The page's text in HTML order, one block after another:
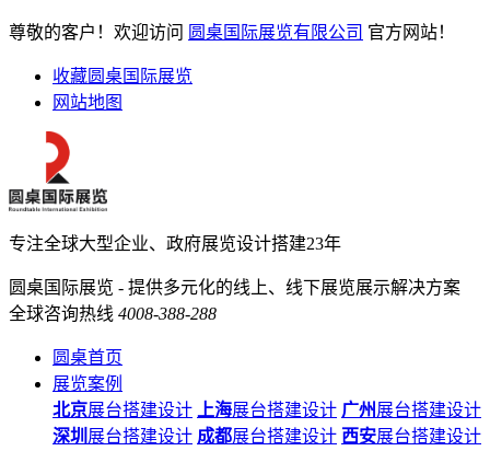
尊敬的客户！欢迎访问 圆桌国际展览有限公司 官方网站！
收藏圆桌国际展览
网站地图
专注全球大型企业、政府展览设计搭建23年
圆桌国际展览 - 提供多元化的线上、线下展览展示解决方案
全球咨询热线 4008-388-288
圆桌首页
展览案例
北京展台搭建设计 上海展台搭建设计 广州展台搭建设计
深圳 展台搭建设计 成都展台搭建设计 西安展台搭建设计